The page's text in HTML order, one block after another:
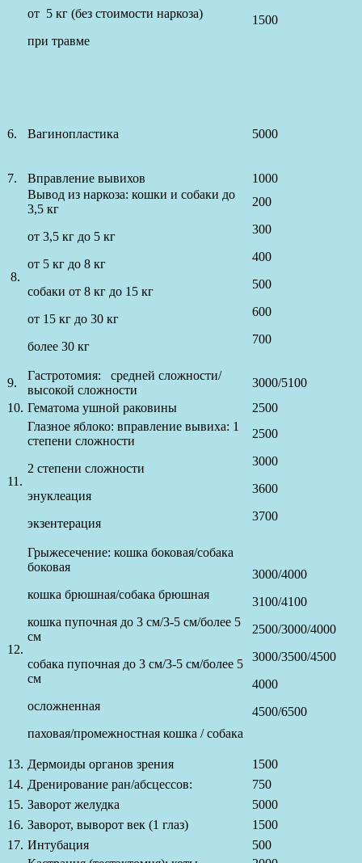
от 5 кг (без стоимости наркоза)
при травме
1500
6. Вагинопластика 5000
7. Вправление вывихов 1000
8.
Вывод из наркоза: кошки и собаки до
3,5 кг
от 3,5 кг до 5 кг
от 5 кг до 8 кг
собаки от 8 кг до 15 кг
от 15 кг до 30 кг
более 30 кг
200
300
400
500
600
700
9.
Гастротомия: средней сложности/
высокой сложности
3000/5100
10. Гематома ушной раковины 2500
11.
Глазное яблоко: вправление вывиха: 1
степени сложности
2 степени сложности
энуклеация
экзентерация
2500
3000
3600
3700
12.
Грыжесечение: кошка боковая/собака
боковая
кошка брюшная/собака брюшная
кошка пупочная до 3 см/3-5 см/более 5
см
собака пупочная до 3 см/3-5 см/более 5
см
осложненная
паховая/промежностная кошка / собака
3000/4000
3100/4100
2500/3000/4000
3000/3500/4500
4000
4500/6500
13. Дермоиды органов зрения
1500
14. Дренирование ран/абсцессов:
750
15. Заворот желудка
5000
16. Заворот, выворот век (1 глаз)
1500
17. Интубация
500